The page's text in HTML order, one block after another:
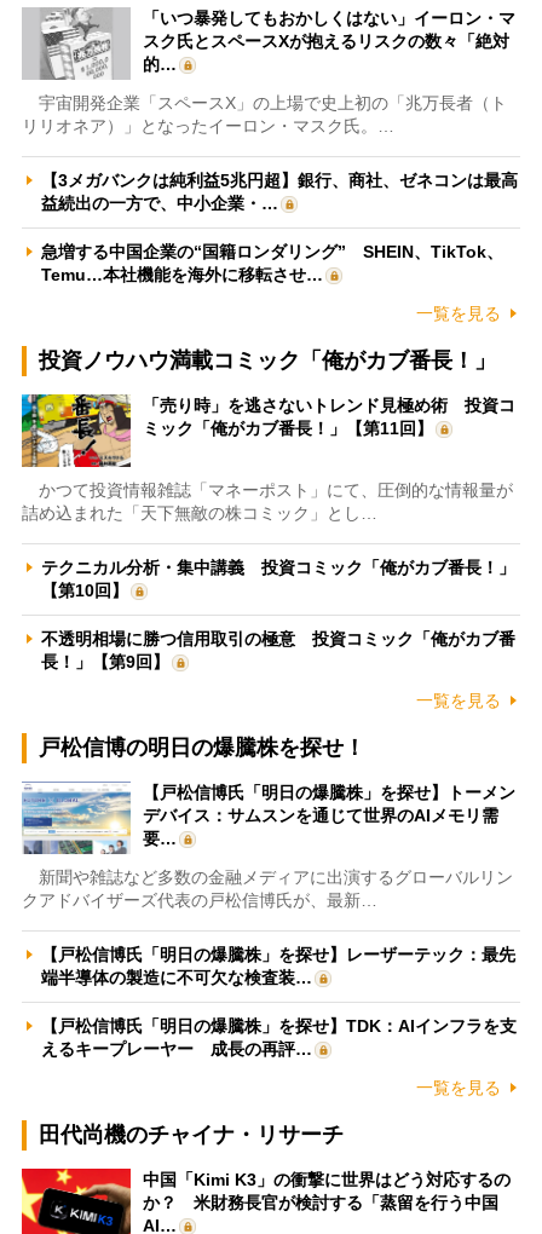
「いつ暴発してもおかしくはない」イーロン・マ
スク氏とスペースXが抱えるリスクの数々「絶対
的…
宇宙開発企業「スペースX」の上場で史上初の「兆万長者（ト
リリオネア）」となったイーロン・マスク氏。…
【3メガバンクは純利益5兆円超】銀行、商社、ゼネコンは最高
益続出の一方で、中小企業・…
急増する中国企業の“国籍ロンダリング” SHEIN、TikTok、
Temu…本社機能を海外に移転させ…
一覧を見る
投資ノウハウ満載コミック「俺がカブ番長！」
「売り時」を逃さないトレンド見極め術 投資コ
ミック「俺がカブ番長！」【第11回】
かつて投資情報雑誌「マネーポスト」にて、圧倒的な情報量が
詰め込まれた「天下無敵の株コミック」とし…
テクニカル分析・集中講義 投資コミック「俺がカブ番長！」
【第10回】
不透明相場に勝つ信用取引の極意 投資コミック「俺がカブ番
長！」【第9回】
一覧を見る
戸松信博の明日の爆騰株を探せ！
【戸松信博氏「明日の爆騰株」を探せ】トーメン
デバイス：サムスンを通じて世界のAIメモリ需
要…
新聞や雑誌など多数の金融メディアに出演するグローバルリン
クアドバイザーズ代表の戸松信博氏が、最新…
【戸松信博氏「明日の爆騰株」を探せ】レーザーテック：最先
端半導体の製造に不可欠な検査装…
【戸松信博氏「明日の爆騰株」を探せ】TDK：AIインフラを支
えるキープレーヤー 成長の再評…
一覧を見る
田代尚機のチャイナ・リサーチ
中国「Kimi K3」の衝撃に世界はどう対応するの
か？ 米財務長官が検討する「蒸留を行う中国
AI…